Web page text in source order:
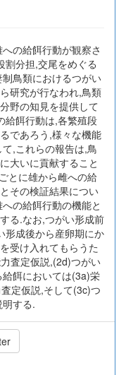
の給餌行動が観察さ
割分担,交尾をめぐる
鳥類におけるつがい
研究が行なわれ,鳥類
野の知見を提供して
給餌行動は,各繁殖段
であろう,様々な機能
,これらの報告は,鳥
大いに貢献すること
とに雄から雌への給
その検証結果につい
の給餌行動の機能と
る.なお,つがい形成前
形成後から産卵期にか
受け入れてもらうた
査定仮説,(2d)つがい
餌においては(3a)栄
定仮説,そして(3c)つ
する.